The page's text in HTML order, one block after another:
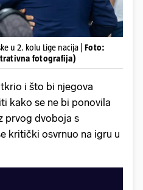
u 2. kolu Lige nacija | Foto:
fotografija)
i što bi njegova
kako se ne bi ponovila
prvog dvoboja s
kritički osvrnuo na igru u